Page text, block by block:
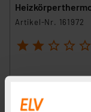
Artikel-Nr. 161972
1 2 3 4 5